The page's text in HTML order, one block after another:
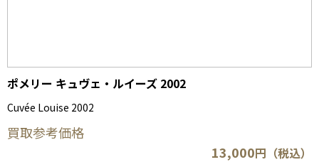
ポメリー キュヴェ・ルイーズ 2002
Cuvée Louise 2002
買取参考価格
13,000円（税込）